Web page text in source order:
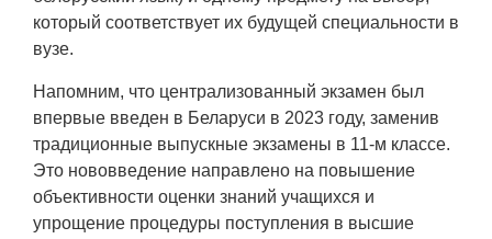
который соответствует их будущей специальности в
вузе.
Напомним, что централизованный экзамен был
впервые введен в Беларуси в 2023 году, заменив
традиционные выпускные экзамены в 11-м классе.
Это нововведение направлено на повышение
объективности оценки знаний учащихся и
упрощение процедуры поступления в высшие